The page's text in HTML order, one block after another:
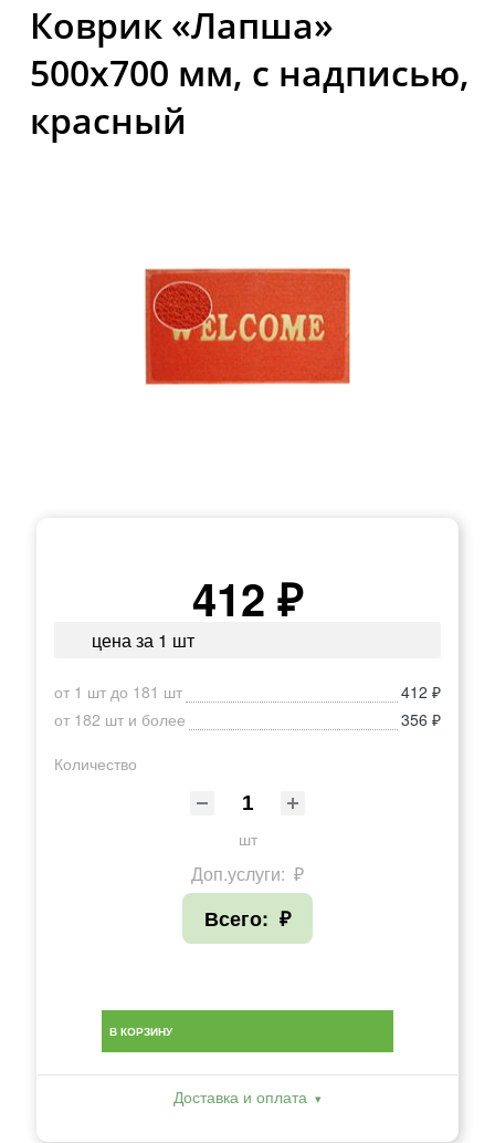
Коврик «Лапша»
500x700 мм, с надписью,
красный
412 ₽
цена за 1 шт
от 1 шт до 181 шт
412 ₽
от 182 шт и более
356 ₽
Количество
шт
Доп.услуги: ₽
Всего: ₽
В КОРЗИНУ
Доставка и оплата